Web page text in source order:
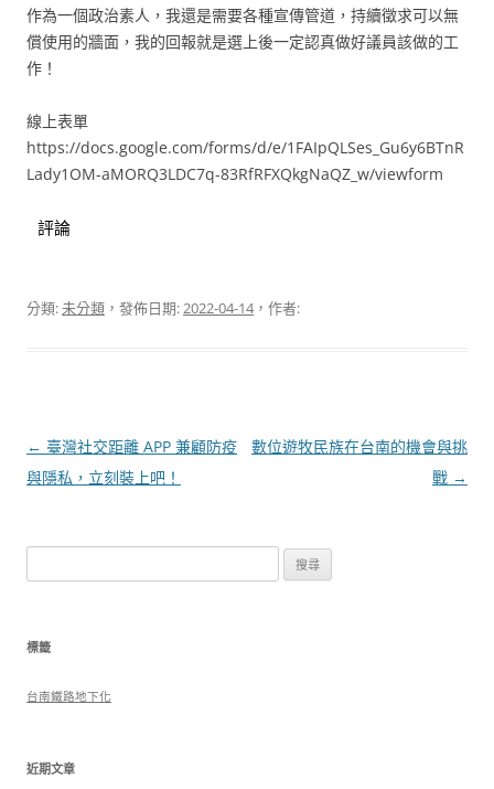
作為一個政治素人，我還是需要各種宣傳管道，持續徵求可以無
償使用的牆面，我的回報就是選上後一定認真做好議員該做的工
作！
線上表單
https://docs.google.com/forms/d/e/1FAIpQLSes_Gu6y6BTnR
Lady1OM-aMORQ3LDC7q-83RfRFXQkgNaQZ_w/viewform
評論
分類:未分類 ，發佈日期:2022-04-14，作者:
文
章
← 臺灣社交距離 APP 兼顧防疫
與隱私，立刻裝上吧！
數位遊牧民族在台南的機會與挑
戰 →
尋
鍵
標籤
台南鐵路地下化
近期文章